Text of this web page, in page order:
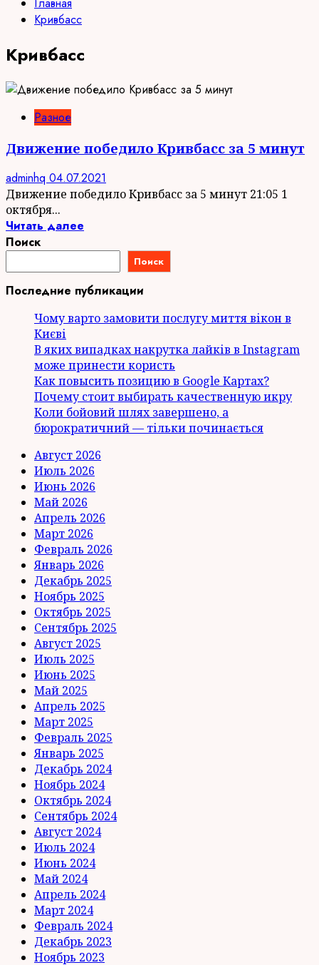
Кривбасс
Кривбасс
Разное
Движение победило Кривбасс за 5 минут
adminhq 04.07.2021
Движение победило Кривбасс за 5 минут 21:05 1
октября...
Читать далее
Поиск
Поиск
Последние публикации
Чому варто замовити послугу миття вікон в
Києві
В яких випадках накрутка лайків в Instagram
може принести користь
Как повысить позицию в Google Картах?
Почему стоит выбирать качественную икру
Коли бойовий шлях завершено, а
бюрократичний — тільки починається
Август 2026
Июль 2026
Июнь 2026
Май 2026
Апрель 2026
Март 2026
Февраль 2026
Январь 2026
Декабрь 2025
Ноябрь 2025
Октябрь 2025
Сентябрь 2025
Август 2025
Июль 2025
Июнь 2025
Май 2025
Апрель 2025
Март 2025
Февраль 2025
Январь 2025
Декабрь 2024
Ноябрь 2024
Октябрь 2024
Сентябрь 2024
Август 2024
Июль 2024
Июнь 2024
Май 2024
Апрель 2024
Март 2024
Февраль 2024
Декабрь 2023
Ноябрь 2023